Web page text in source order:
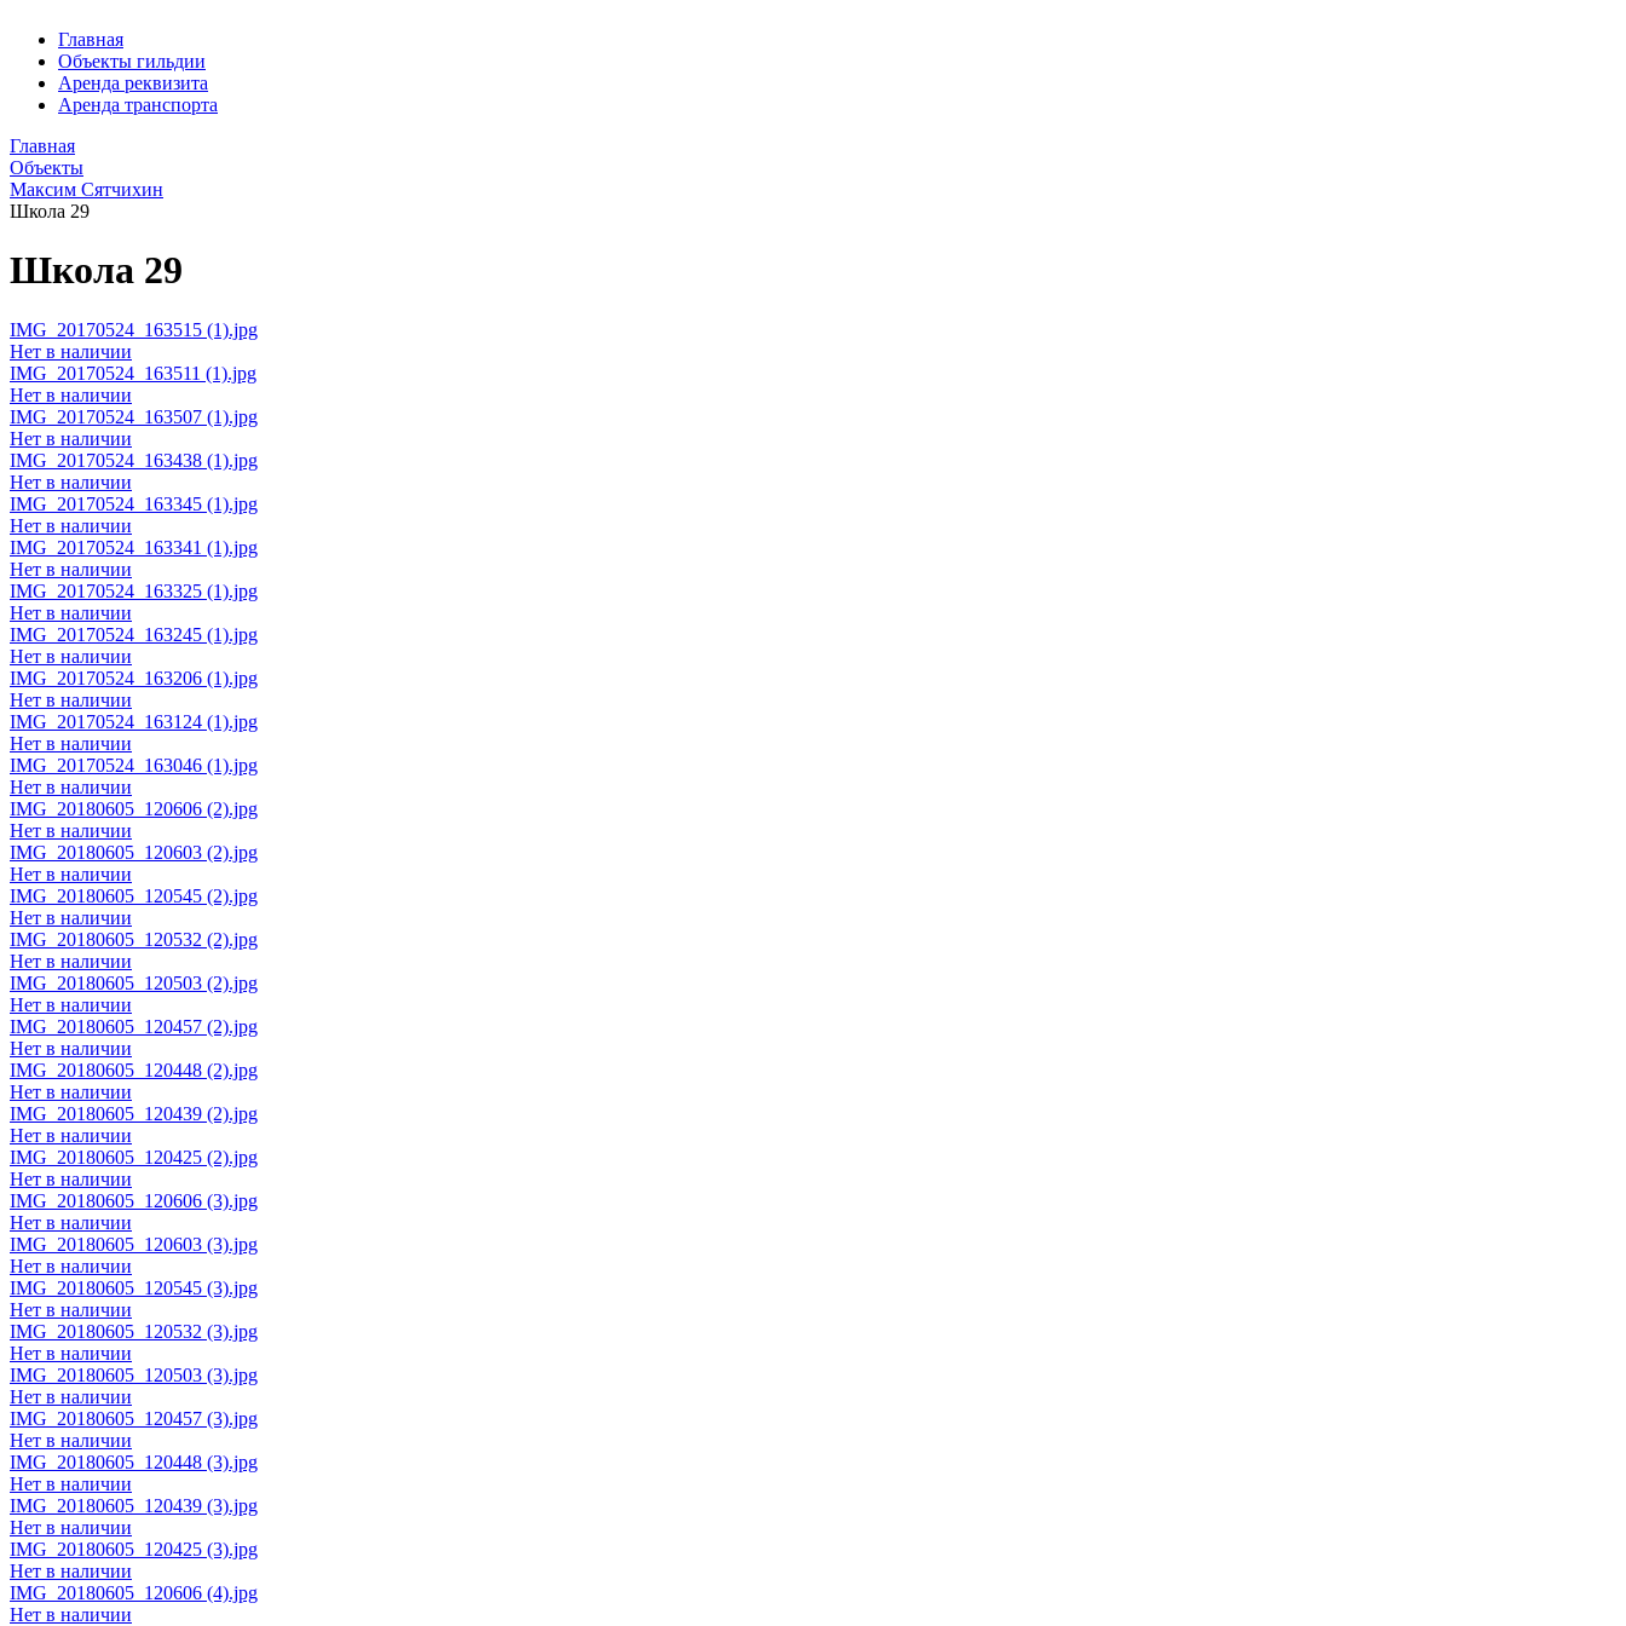
Главная
Объекты гильдии
Аренда реквизита
Аренда транспорта
Главная
Объекты
Максим Сятчихин
Школа 29
Школа 29
IMG_20170524_163515 (1).jpg
Нет в наличии
IMG_20170524_163511 (1).jpg
Нет в наличии
IMG_20170524_163507 (1).jpg
Нет в наличии
IMG_20170524_163438 (1).jpg
Нет в наличии
IMG_20170524_163345 (1).jpg
Нет в наличии
IMG_20170524_163341 (1).jpg
Нет в наличии
IMG_20170524_163325 (1).jpg
Нет в наличии
IMG_20170524_163245 (1).jpg
Нет в наличии
IMG_20170524_163206 (1).jpg
Нет в наличии
IMG_20170524_163124 (1).jpg
Нет в наличии
IMG_20170524_163046 (1).jpg
Нет в наличии
IMG_20180605_120606 (2).jpg
Нет в наличии
IMG_20180605_120603 (2).jpg
Нет в наличии
IMG_20180605_120545 (2).jpg
Нет в наличии
IMG_20180605_120532 (2).jpg
Нет в наличии
IMG_20180605_120503 (2).jpg
Нет в наличии
IMG_20180605_120457 (2).jpg
Нет в наличии
IMG_20180605_120448 (2).jpg
Нет в наличии
IMG_20180605_120439 (2).jpg
Нет в наличии
IMG_20180605_120425 (2).jpg
Нет в наличии
IMG_20180605_120606 (3).jpg
Нет в наличии
IMG_20180605_120603 (3).jpg
Нет в наличии
IMG_20180605_120545 (3).jpg
Нет в наличии
IMG_20180605_120532 (3).jpg
Нет в наличии
IMG_20180605_120503 (3).jpg
Нет в наличии
IMG_20180605_120457 (3).jpg
Нет в наличии
IMG_20180605_120448 (3).jpg
Нет в наличии
IMG_20180605_120439 (3).jpg
Нет в наличии
IMG_20180605_120425 (3).jpg
Нет в наличии
IMG_20180605_120606 (4).jpg
Нет в наличии